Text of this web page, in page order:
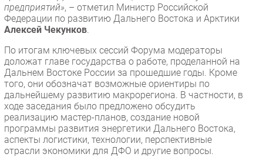
предприятий», – отметил Министр Российской
Федерации по развитию Дальнего Востока и Арктики
Алексей Чекунков.
По итогам ключевых сессий Форума модераторы
доложат главе государства о работе, проделанной на
Дальнем Востоке России за прошедшие годы. Кроме
того, они обозначат возможные ориентиры по
дальнейшему развитию макрорегиона. В частности, в
ходе заседания было предложено обсудить
реализацию мастер-планов, создание новой
программы развития энергетики Дальнего Востока,
аспекты логистики, технологии, перспективные
отрасли экономики для ДФО и другие вопросы.